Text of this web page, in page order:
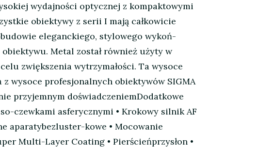
wydajności optycznej z kompaktowymi
obiektywy z serii I mają całkowicie
eleganckiego, stylowego wykoń-
obiektywu. Metal został również użyty w
zwiększenia wytrzymałości. Ta wysoce
wysoce profesjonalnych obiektywów SIGMA
przyjemnym doświadczeniemDodatkowe
czewkami asferycznymi • Krokowy silnik AF
aparatybezluster-kowe • Mocowanie
Multi-Layer Coating • Pierścieńprzysłon •